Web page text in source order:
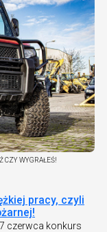
CZY WYGRAŁEŚ!
pracy, czyli
czerwca konkurs